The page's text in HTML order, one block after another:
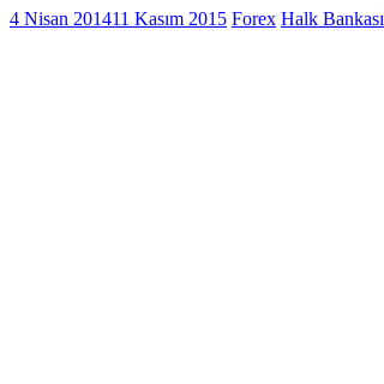
4 Nisan 201411 Kasım 2015 Forex Halk Bankası